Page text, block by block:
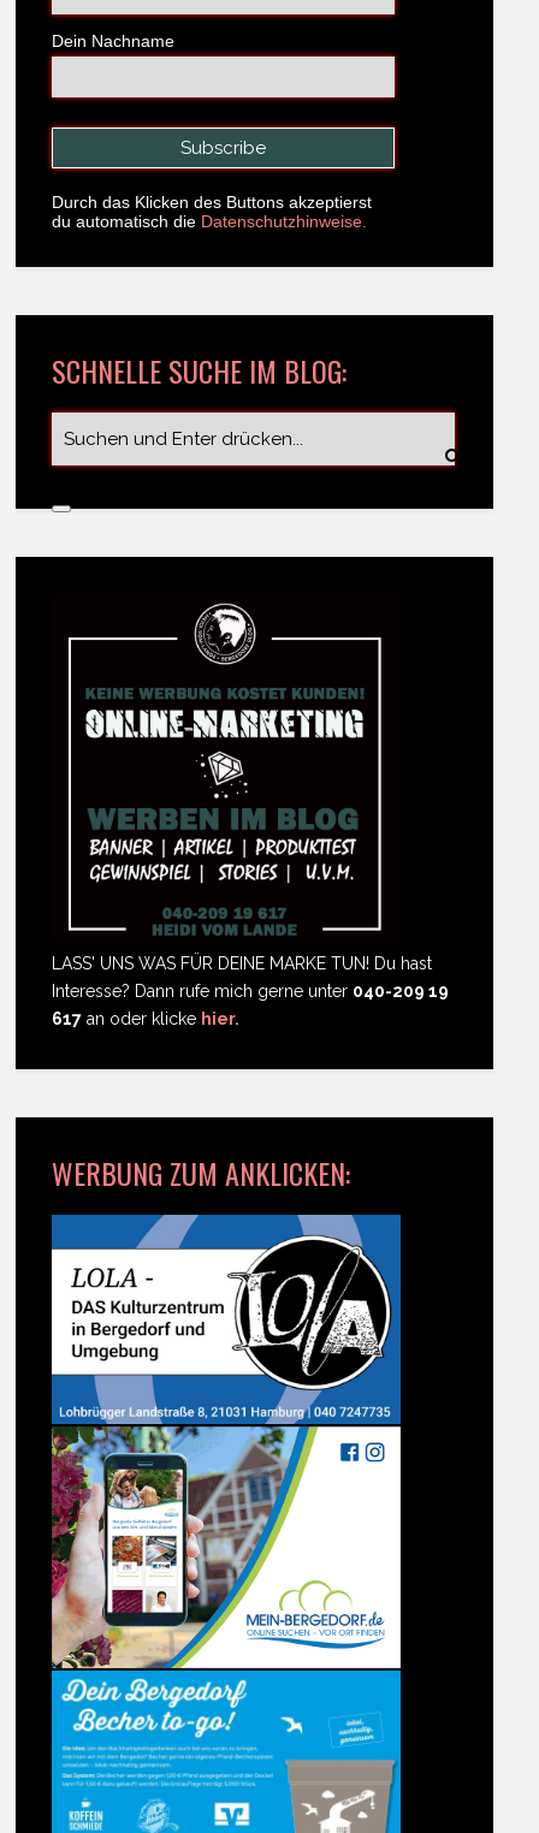
Dein Nachname
Durch das Klicken des Buttons akzeptierst
du automatisch die Datenschutzhinweise.
SCHNELLE SUCHE IM BLOG:
LASS' UNS WAS FÜR DEINE MARKE TUN! Du hast
Interesse? Dann rufe mich gerne unter 040-209 19
617 an oder klicke hier.
WERBUNG ZUM ANKLICKEN: